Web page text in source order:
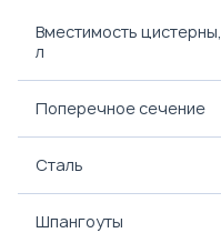
Вместимость цистерны,
л
Поперечное сечение
Сталь
Шпангоуты